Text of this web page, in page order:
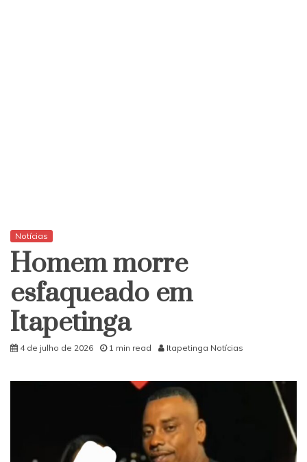
Notícias
Homem morre
esfaqueado em
Itapetinga
4 de julho de 2026 1 min read Itapetinga Notícias